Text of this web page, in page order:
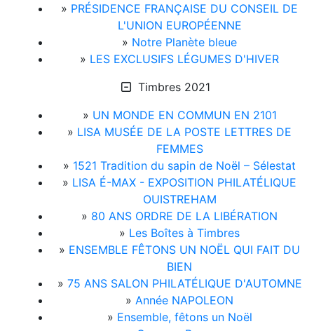
» PRÉSIDENCE FRANÇAISE DU CONSEIL DE
L'UNION EUROPÉENNE
» Notre Planète bleue
» LES EXCLUSIFS LÉGUMES D'HIVER
Timbres 2021
» UN MONDE EN COMMUN EN 2101
» LISA MUSÉE DE LA POSTE LETTRES DE
FEMMES
» 1521 Tradition du sapin de Noël – Sélestat
» LISA É-MAX - EXPOSITION PHILATÉLIQUE
OUISTREHAM
» 80 ANS ORDRE DE LA LIBÉRATION
» Les Boîtes à Timbres
» ENSEMBLE FÊTONS UN NOËL QUI FAIT DU
BIEN
» 75 ANS SALON PHILATÉLIQUE D'AUTOMNE
» Année NAPOLEON
» Ensemble, fêtons un Noël